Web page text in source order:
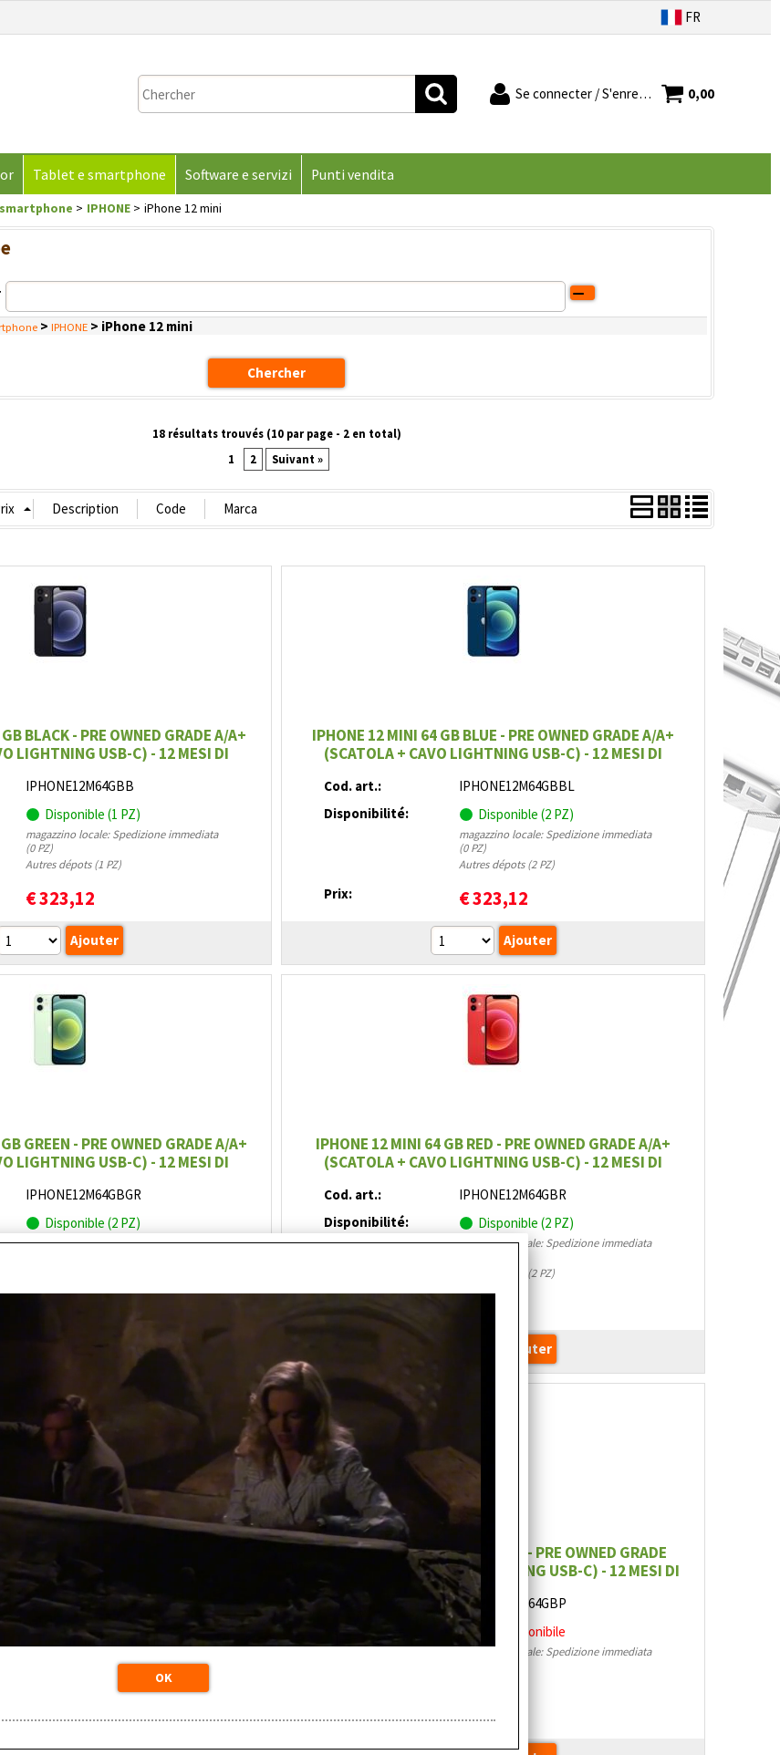
FR
Se connecter / S'enregistrer
Pour compléter votre commande,
entrez votre nom d'utilisateur et
votre mot de passe, puis cliquez
Mot de passe:
Mot de passe oublié?
votre compte"
0,00
Tablet e smartphone Software e servizi Punti vendita
IPHONE iPhone 12 mini
> IPHONE > iPhone 12 mini
18 résultats trouvés (10par page - 2en total)
1
2 Suivant »
BLACK - PRE OWNED GRADE A/A+
LIGHTNING USB-C) - 12 MESI DI
IPHONE12M64GBB
Disponible (1 PZ)
magazzino locale: Spedizione immediata
(0 PZ)
Autres dépots (1 PZ)
€323,12
IPHONE 12 MINI 64 GB BLUE - PRE OWNED GRADE A/A+
(SCATOLA + CAVO LIGHTNING USB-C) - 12 MESI DI
Cod. art.:
IPHONE12M64GBBL
Disponibilité:
Disponible (2 PZ)
magazzino locale: Spedizione immediata
(0 PZ)
Autres dépots (2 PZ)
Prix: €323,12
GREEN - PRE OWNED GRADE A/A+
LIGHTNING USB-C) - 12 MESI DI
IPHONE12M64GBGR
Disponible (2 PZ)
magazzino locale: Spedizione immediata
IPHONE 12 MINI 64 GB RED - PRE OWNED GRADE A/A+
(SCATOLA + CAVO LIGHTNING USB-C) - 12 MESI DI
Cod. art.:
IPHONE12M64GBR
Disponibilité:
Disponible (2 PZ)
magazzino locale: Spedizione immediata
Autres dépots (2 PZ)
WHITE - PRE OWNED GRADE A/A+
LIGHTNING USB-C) - 12 MESI DI
IPHONE12M64GBW
Disponible (3 PZ)
€323,12
IPHONE 12 MINI 64 GB PURPLE - PRE OWNED GRADE
A/A+ (SCATOLA + CAVO LIGHTNING USB-C) - 12 MESI DI
GARANZIA
Cod. art.:
IPHONE12M64GBP
Disponibilité:
Non disponibile
magazzino locale: Spedizione immediata